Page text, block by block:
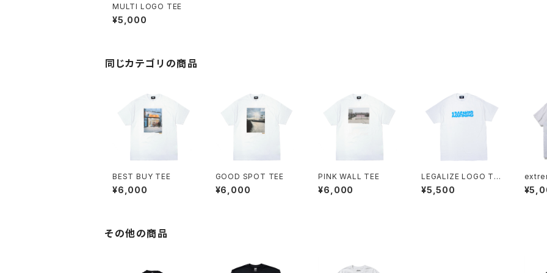
MULTI LOGO TEE
¥5,000
同じカテゴリの商品
BEST BUY TEE
¥6,000
GOOD SPOT TEE
¥6,000
PINK WALL TEE
¥6,000
LEGALIZE LOGO TE
E
¥5,500
us
その他の商品